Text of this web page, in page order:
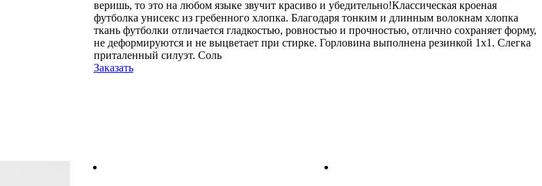
веришь, то это на любом языке звучит красиво и убедительно!Классическая кроеная
футболка унисекс из гребенного хлопка. Благодаря тонким и длинным волокнам хлопка
ткань футболки отличается гладкостью, ровностью и прочностью, отлично сохраняет форму,
не деформируются и не выцветает при стирке. Горловина выполнена резинкой 1x1. Слегка
приталенный силуэт. Соль
Заказать